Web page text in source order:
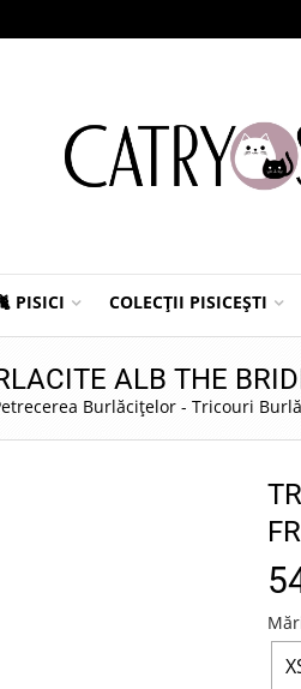
PISICI COLECȚII PISICEȘTI
ALB THE
Burlăcițelor - Tricouri